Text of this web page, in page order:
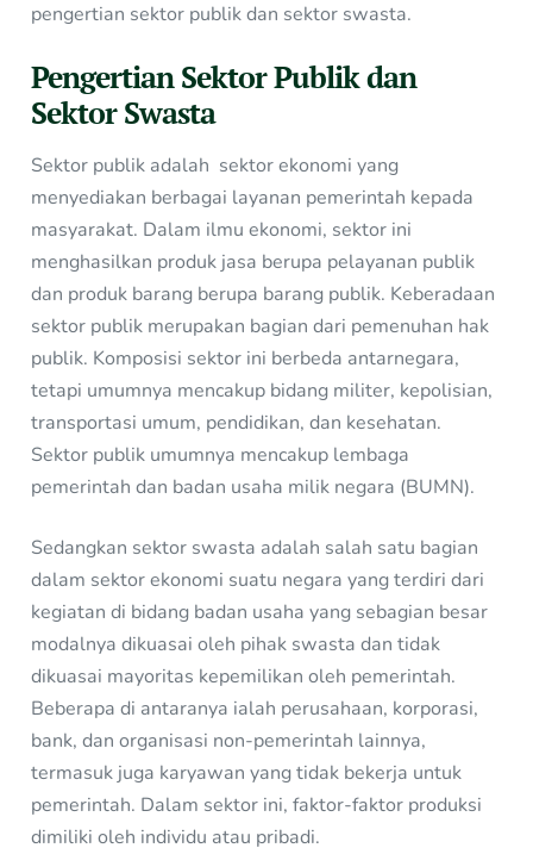
pengertian sektor publik dan sektor swasta.
Pengertian Sektor Publik dan
Sektor Swasta
Sektor publik adalah sektor ekonomi yang
menyediakan berbagai layanan pemerintah kepada
masyarakat. Dalam ilmu ekonomi, sektor ini
menghasilkan produk jasa berupa pelayanan publik
dan produk barang berupa barang publik. Keberadaan
sektor publik merupakan bagian dari pemenuhan hak
publik. Komposisi sektor ini berbeda antarnegara,
tetapi umumnya mencakup bidang militer, kepolisian,
transportasi umum, pendidikan, dan kesehatan.
Sektor publik umumnya mencakup lembaga
pemerintah dan badan usaha milik negara (BUMN).
Sedangkan sektor swasta adalah salah satu bagian
dalam sektor ekonomi suatu negara yang terdiri dari
kegiatan di bidang badan usaha yang sebagian besar
modalnya dikuasai oleh pihak swasta dan tidak
dikuasai mayoritas kepemilikan oleh pemerintah.
Beberapa di antaranya ialah perusahaan, korporasi,
bank, dan organisasi non-pemerintah lainnya,
termasuk juga karyawan yang tidak bekerja untuk
pemerintah. Dalam sektor ini, faktor-faktor produksi
dimiliki oleh individu atau pribadi.